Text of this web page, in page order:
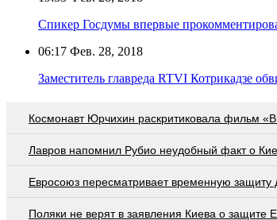
Спикер Госдумы впервые
06:17 Фев. 28, 2018
Заместитель главреда RTVI Котрикадзе
Космонавт Юрчихин раскритиковала фильм
Лавров напомнил Рубио неудобный факт о
Евросоюз пересматривает временную защиту
Поляки не верят в заявления Киева о защите